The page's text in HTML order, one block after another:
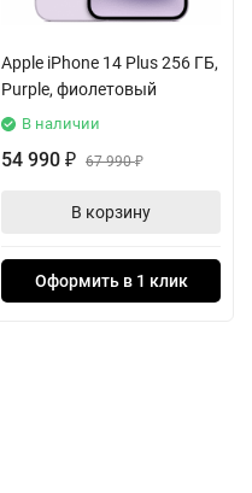
Apple iPhone 14 Plus 256 ГБ,
Purple, фиолетовый
В наличии
54 990 ₽ 67 990₽
В корзину
Оформить в 1 клик